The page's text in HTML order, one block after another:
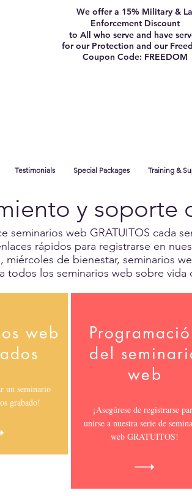
We offer a 15% Military &
Enforcement Discount
to All who serve and have
for our Protection and our
Coupon Code: FREEDOM
Testimonials Special Packages Training &
y soporte
seminarios web GRATUITOS cada
rápidos para registrarse en
miércoles de bienestar, seminarios
todos los seminarios web sobre vida
web
un seminario
grabado!
del
web
¡Asegúrese de registrarse
unirse a nuestra serie de
web GRATUITOS!